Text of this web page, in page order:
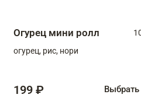
Огурец мини ролл
огурец, рис, нори
199 ₽ Выбрать